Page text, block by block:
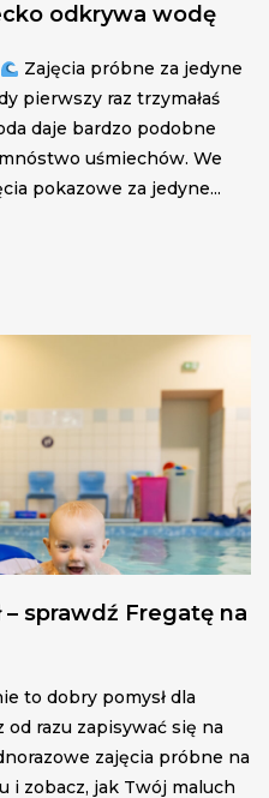
odkrywa wodę
Zajęcia próbne za jedyne
pierwszy raz trzymałaś
daje bardzo podobne
uśmiechów. We
pokazowe za jedyne...
– sprawdź Fregatę na
to dobry pomysł dla
razu zapisywać się na
zajęcia próbne na
i zobacz, jak Twój maluch